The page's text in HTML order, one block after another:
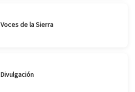
Voces de la Sierra
Divulgación